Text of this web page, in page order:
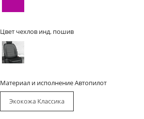
Цвет чехлов инд. пошив
Материал и исполнение Автопилот
Экокожа Классика